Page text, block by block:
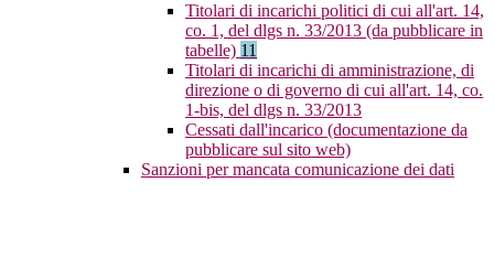
Titolari di incarichi politici di cui all'art. 14,
co. 1, del dlgs n. 33/2013 (da pubblicare in
tabelle) 11
Titolari di incarichi di amministrazione, di
direzione o di governo di cui all'art. 14, co.
1-bis, del dlgs n. 33/2013
Cessati dall'incarico (documentazione da
pubblicare sul sito web)
Sanzioni per mancata comunicazione dei dati